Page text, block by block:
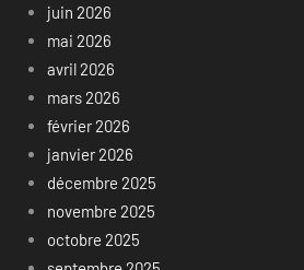
juin 2026
mai 2026
avril 2026
mars 2026
février 2026
janvier 2026
décembre 2025
novembre 2025
octobre 2025